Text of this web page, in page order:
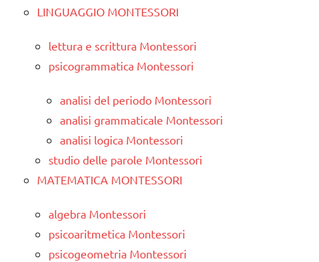
LINGUAGGIO MONTESSORI
lettura e scrittura Montessori
psicogrammatica Montessori
analisi del periodo Montessori
analisi grammaticale Montessori
analisi logica Montessori
studio delle parole Montessori
MATEMATICA MONTESSORI
algebra Montessori
psicoaritmetica Montessori
psicogeometria Montessori